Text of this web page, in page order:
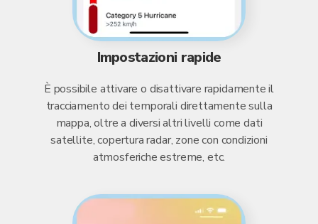
Impostazioni rapide
È possibile attivare o disattivare rapidamente il
tracciamento dei temporali direttamente sulla
mappa, oltre a diversi altri livelli come dati
satellite, copertura radar, zone con condizioni
atmosferiche estreme, etc.